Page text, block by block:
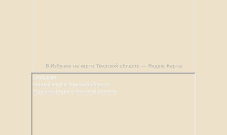
В Избушке на карте Тверской области — Яндекс Карты
В Избушке
Конный клуб в Тверской области
Отдых на ферме в Тверской области